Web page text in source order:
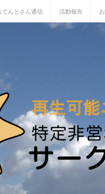
てんとさん通信 活動報告